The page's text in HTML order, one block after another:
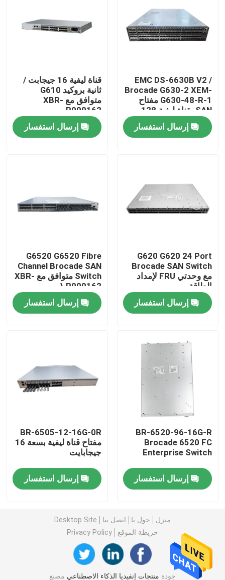
منتجات
معلومات عنا
مراقبة الجودة
أخبار
منتجات إنفيديا الذكاء الاصطناعي
وحدة 100G QSFP28
وحدة 25G SFP28
وحدة 10G SFP
جهاز الإرسال والاستقبال البصري Finisar
بطاقة محول الشبكة
مفتاح Brocade SAN
رخصة بروكيد POD
EMC DS-6630B V2 /
Brocade G630-2 XEM-
G630-48-R-1 مفتاح
SAN بقناة ليفية 128
منفذًا بسعة 128 جيجابت
2U
إرسال استفسار
قناة ليفية 16 جيجابت /
ثانية بروكيد G610
متوافق مع XBR-
R000162
إرسال استفسار
G620 G620 24 Port
Brocade SAN Switch
مع وحدتي FRU لإمداد
الطاقة
إرسال استفسار
G6520 G6520 Fibre
Channel Brocade SAN
Switch متوافق مع XBR-
R000162 \
إرسال استفسار
BR-6520-96-16G-R
Brocade 6520 FC
Enterprise Switch
إرسال استفسار
BR-6505-12-16G-0R
مفتاح قناة ليفية بسعة 16
جيجابايت
إرسال استفسار
منزل حول نا اتصل بنا
Desktop Site
خريطة الموقع
Privacy Policy
جودة منتجات إنفيديا الذكاء الاصطناعي مصنع